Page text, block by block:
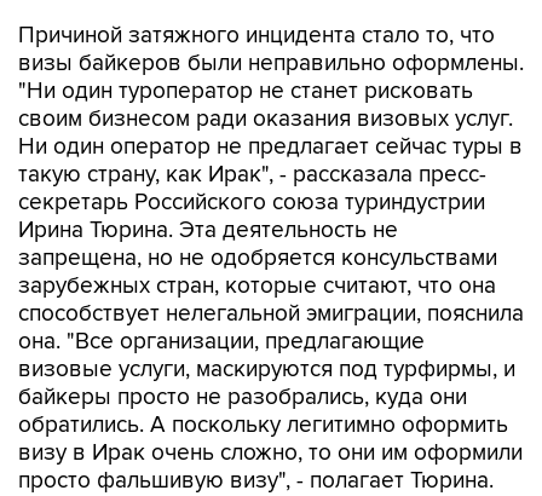
Причиной затяжного инцидента стало то, что
визы байкеров были неправильно оформлены.
"Ни один туроператор не станет рисковать
своим бизнесом ради оказания визовых услуг.
Ни один оператор не предлагает сейчас туры в
такую страну, как Ирак", - рассказала пресс-
секретарь Российского союза туриндустрии
Ирина Тюрина. Эта деятельность не
запрещена, но не одобряется консульствами
зарубежных стран, которые считают, что она
способствует нелегальной эмиграции, пояснила
она. "Все организации, предлагающие
визовые услуги, маскируются под турфирмы, и
байкеры просто не разобрались, куда они
обратились. А поскольку легитимно оформить
визу в Ирак очень сложно, то они им оформили
просто фальшивую визу", - полагает Тюрина.